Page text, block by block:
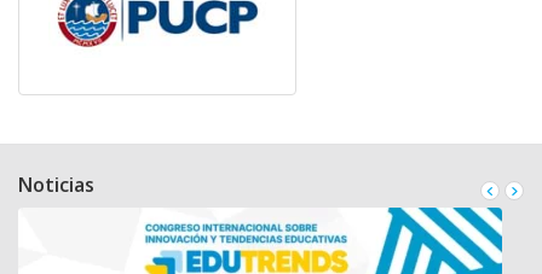
Noticias